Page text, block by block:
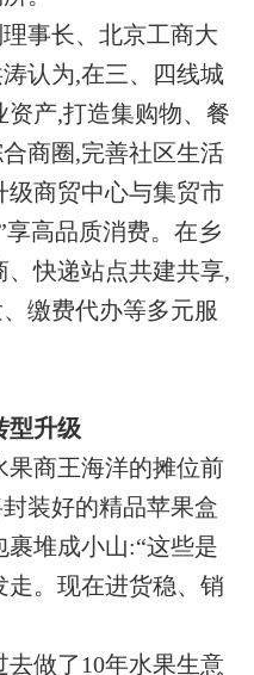
事长、北京工商大
认为,在三、四线城
产,打造集购物、餐
商圈,完善社区生活
级商贸中心与集贸市
高品质消费。在乡
快递站点共建共享,
缴费代办等多元服
升级
商王海洋的摊位前
装好的精品苹果盒
堆成小山:“这些是
。现在进货稳、销
做了10年水果生意